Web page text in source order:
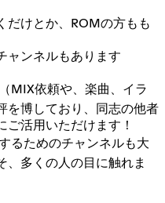
だけとか、ROMの方もも
ャンネルもあります
MIX依頼や、楽曲、イラ
を博しており、同志の他者
ご活用いただけます！
るためのチャンネルも大
、多くの人の目に触れま